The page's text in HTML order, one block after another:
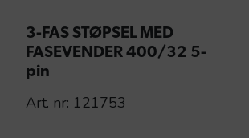
3-FAS STØPSEL MED
FASEVENDER 400/32 5-
pin
Art. nr: 121753